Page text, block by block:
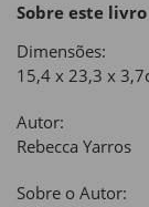
Sobre este livro
Dimensões:
15,4 x 23,3 x
Autor:
Rebecca Yarros
Sobre o Autor: